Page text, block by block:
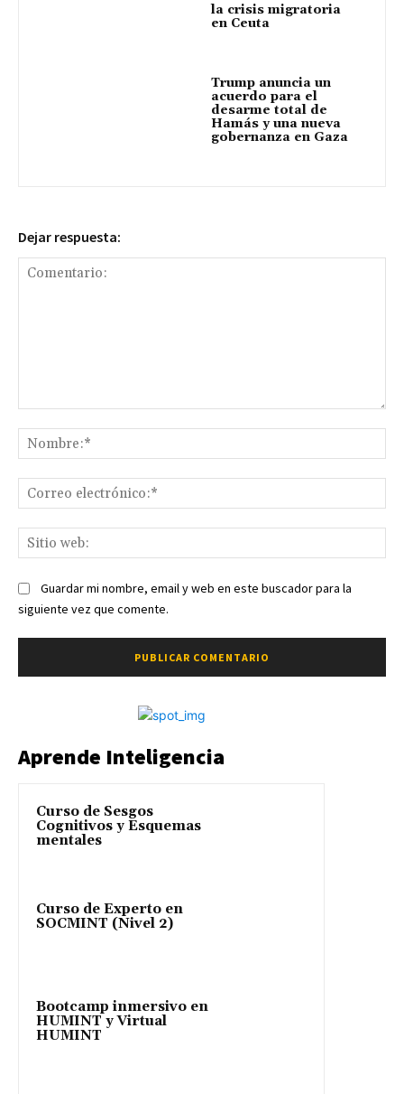
la crisis migratoria
en Ceuta
Trump anuncia un
acuerdo para el
desarme total de
Hamás y una nueva
gobernanza en Gaza
Dejar respuesta:
Guardar mi nombre, email y web en este buscador para la
siguiente vez que comente.
Aprende Inteligencia
Curso de Sesgos
Cognitivos y Esquemas
mentales
Curso de Experto en
SOCMINT (Nivel 2)
Bootcamp inmersivo en
HUMINT y Virtual
HUMINT